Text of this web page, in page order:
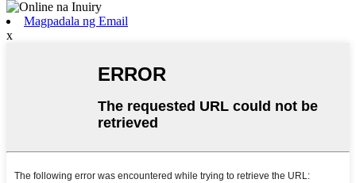
Magpadala ng Email
x